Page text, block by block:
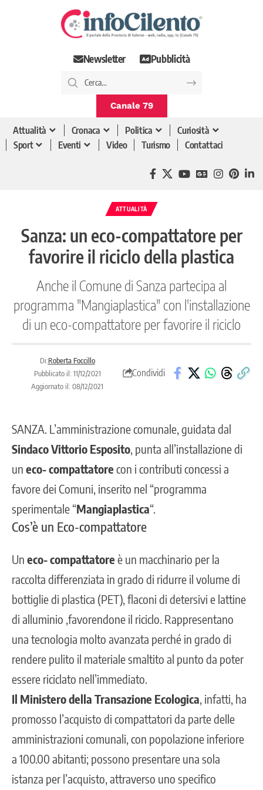
Newsletter Pubblicità
Canale 79
Attualità Cronaca Politica
Curiosità
Sport
Eventi Video Turismo Contattaci
ATTUALITÀ
Sanza: un eco-compattatore per
favorire il riciclo della plastica
Anche il Comune di Sanza partecipa al
programma "Mangiaplastica" con l'installazione
di un eco-compattatore per favorire il riciclo
Di:Roberta Foccillo
Pubblicato il: 11/12/2021
Aggiornato il: 08/12/2021
Condividi
SANZA. L’amministrazione comunale, guidata dal
Sindaco Vittorio Esposito , punta all’installazione di
un eco-compattatore con i contributi concessi a
favore dei Comuni, inserito nel “programma
sperimentale “Mangiaplastica“.
Cos’è un Eco-compattatore
Un eco- compattatore è un macchinario per la
raccolta differenziata in grado di ridurre il volume di
bottiglie di plastica (PET), flaconi di detersivi e lattine
di alluminio ,favorendone il riciclo. Rappresentano
una tecnologia molto avanzata perché in grado di
rendere pulito il materiale smaltito al punto da poter
essere riciclato nell’immediato.
Il Ministero della Transazione Ecologica , infatti, ha
promosso l’acquisto di compattatori da parte delle
amministrazioni comunali, con popolazione inferiore
a 100.00 abitanti; possono presentare una sola
istanza per l’acquisto, attraverso uno specifico